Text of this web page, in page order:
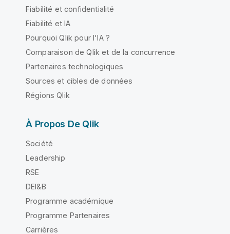
Fiabilité et confidentialité
Fiabilité et IA
Pourquoi Qlik pour l'IA ?
Comparaison de Qlik et de la concurrence
Partenaires technologiques
Sources et cibles de données
Régions Qlik
À Propos De Qlik
Société
Leadership
RSE
DEI&B
Programme académique
Programme Partenaires
Carrières